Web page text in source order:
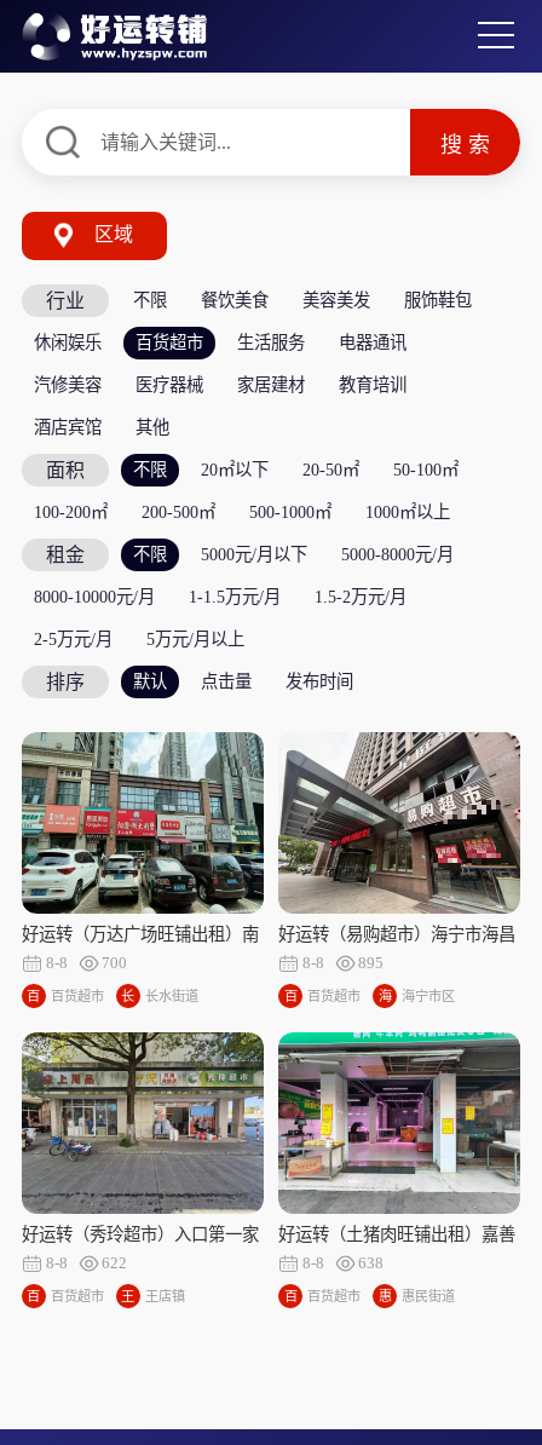
区域
行业 不限 餐饮美食 美容美发 服饰鞋包
休闲娱乐 百货超市 生活服务 电器通讯
汽修美容 医疗器械 家居建材 教育培训
酒店宾馆 其他
面积 不限 20㎡以下 20-50㎡ 50-100㎡
100-200㎡ 200-500㎡ 500-1000㎡ 1000㎡以上
租金 不限 5000元/月以下 5000-8000元/月
8000-10000元/月 1-1.5万元/月 1.5-2万元/月
2-5万元/月 5万元/月以上
排序 默认 点击量 发布时间
好运转（万达广场旺铺出租）南
湖区秋江花苑小区门口旺铺出租
8-8 700
百
超
市
百货超市
长
街
道
长水街道
好运转（易购超市）海宁市海昌
南路艾扉酒店门口带口粮证超市
出租
8-8 895
百
超
市
百货超市
海
市
区
海宁市区
好运转（秀玲超市）入口第一家
超市出租、已开了十八九年了
8-8 622
百
百货超市
王
王店镇
好运转（土猪肉旺铺出租）嘉善
魏塘小学中学幼儿园对面旺铺出
租
8-8 638
百
百货超市
惠
惠民街道